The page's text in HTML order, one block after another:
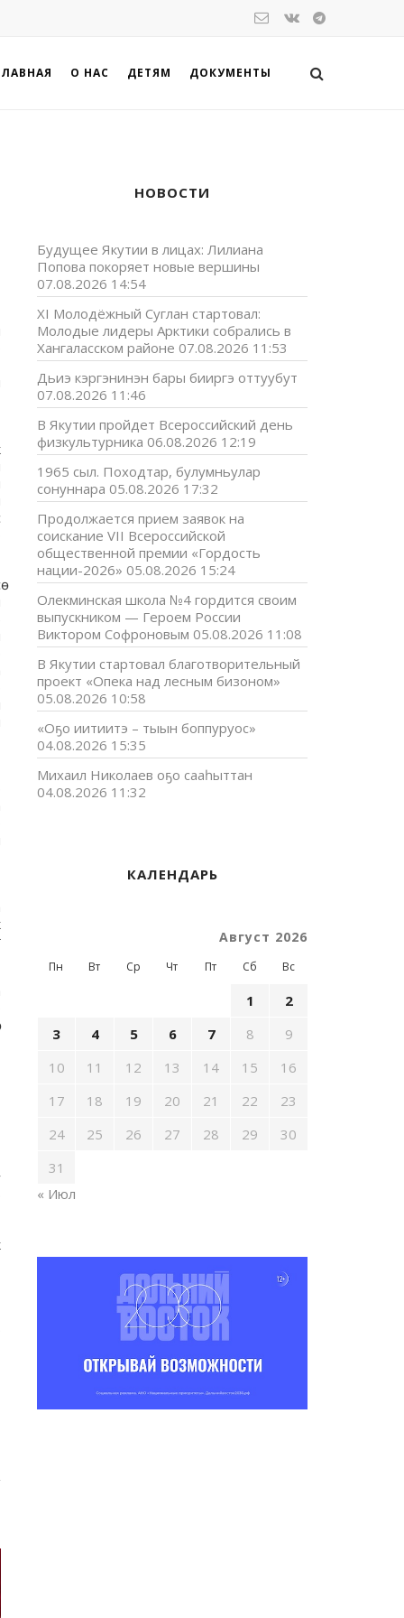
О НАС ДЕТЯМ ДОКУМЕНТЫ
НОВОСТИ
Будущее Якутии в лицах: Лилиана
Попова покоряет новые вершины
07.08.2026 14:54
XI Молодёжный Суглан стартовал:
Молодые лидеры Арктики собрались в
Хангаласском районе 07.08.2026 11:53
Дьиэ кэргэнинэн бары бииргэ оттуубут
07.08.2026 11:46
В Якутии пройдет Всероссийский день
физкультурника 06.08.2026 12:19
1965 сыл. Походтар, булумньулар
сонуннара 05.08.2026 17:32
Продолжается прием заявок на
соискание VII Всероссийской
общественной премии «Гордость
нации-2026» 05.08.2026 15:24
Олекминская школа №4 гордится своим
выпускником — Героем России
Виктором Софроновым 05.08.2026 11:08
В Якутии стартовал благотворительный
проект «Опека над лесным бизоном»
05.08.2026 10:58
«Оҕо иитиитэ – тыын боппуруос»
04.08.2026 15:35
Михаил Николаев оҕо сааһыттан
04.08.2026 11:32
КАЛЕНДАРЬ
Август 2026
Пн Вт Ср Чт Пт Сб Вс
1
2
3
4 5 6 7 8
9
10
11 12 13 14 15
16
17
18 19 20 21 22
23
24
25 26 27 28 29
30
31
« Июл